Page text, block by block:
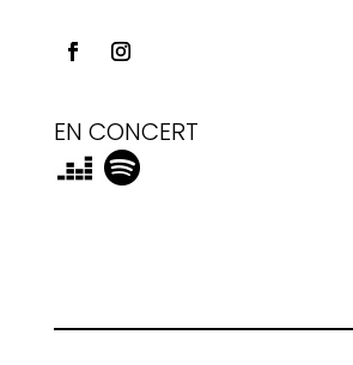
EN CONCERT